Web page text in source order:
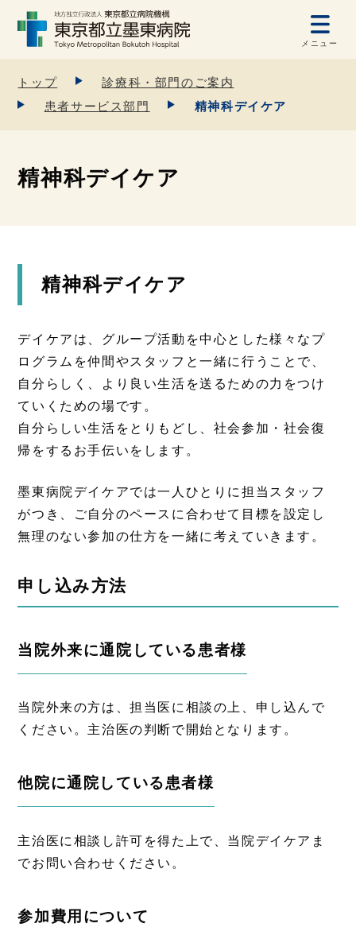
メニュー
トップ
診療科・部門のご案内
患者サービス部門
精神科デイケア
精神科デイケア
精神科デイケア
デイケアは、グループ活動を中心とした様々なプ
ログラムを仲間やスタッフと一緒に行うことで、
自分らしく、より良い生活を送るための力をつけ
ていくための場です。
自分らしい生活をとりもどし、社会参加・社会復
帰をするお手伝いをします。
墨東病院デイケアでは一人ひとりに担当スタッフ
がつき、ご自分のペースに合わせて目標を設定し
無理のない参加の仕方を一緒に考えていきます。
申し込み方法
当院外来に通院している患者様
当院外来の方は、担当医に相談の上、申し込んで
ください。主治医の判断で開始となります。
他院に通院している患者様
主治医に相談し許可を得た上で、当院デイケアま
でお問い合わせください。
参加費用について